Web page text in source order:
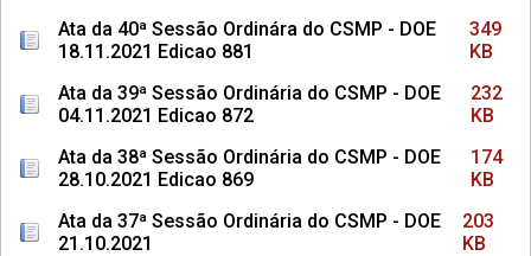
Ata da 40ª Sessão Ordinára do CSMP - DOE
18.11.2021 Edicao 881
349
KB
Ata da 39ª Sessão Ordinária do CSMP - DOE
04.11.2021 Edicao 872
232
KB
Ata da 38ª Sessão Ordinária do CSMP - DOE
28.10.2021 Edicao 869
174
KB
Ata da 37ª Sessão Ordinária do CSMP - DOE
21.10.2021
203
KB